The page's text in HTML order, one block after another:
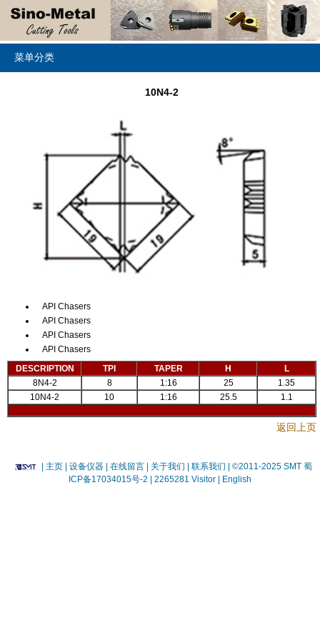
菜单分类
10N4-2
API Chasers
API Chasers
API Chasers
API Chasers
DESCRIPTION
TPI TAPER H
L
8N4-2
8 1:16 25
1.35
10N4-2
10 1:16 25.5 1.1
返回上页
主页 | 设备仪器 | 在线留言 | 关于我们 | 联系我们 | ©2011-2025 SMT 蜀
ICP备17034015号-2 | 2265281 Visitor | English